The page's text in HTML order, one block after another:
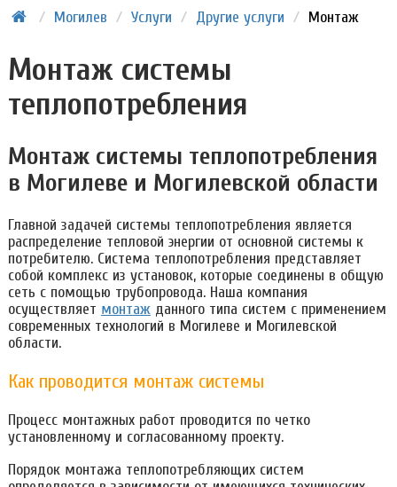
/ Могилев / Услуги / Другие услуги / Монтаж
Монтаж системы
теплопотребления
Монтаж системы теплопотребления
в Могилеве и Могилевской области
Главной задачей системы теплопотребления является
распределение тепловой энергии от основной системы к
потребителю. Система теплопотребления представляет
собой комплекс из установок, которые соединены в общую
сеть с помощью трубопровода. Наша компания
осуществляет монтажданного типа систем с применением
современных технологий в Могилеве и Могилевской
области.
Как проводится монтаж системы
Процесс монтажных работ проводится по четко
установленному и согласованному проекту.
Порядок монтажа теплопотребляющих систем